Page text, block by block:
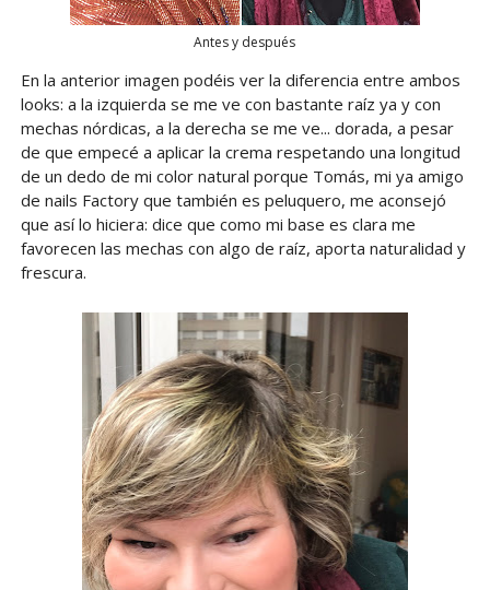
Antes y después
En la anterior imagen podéis ver la diferencia entre ambos
looks: a la izquierda se me ve con bastante raíz ya y con
mechas nórdicas, a la derecha se me ve... dorada, a pesar
de que empecé a aplicar la crema respetando una longitud
de un dedo de mi color natural porque Tomás, mi ya amigo
de nails Factory que también es peluquero, me aconsejó
que así lo hiciera: dice que como mi base es clara me
favorecen las mechas con algo de raíz, aporta naturalidad y
frescura.